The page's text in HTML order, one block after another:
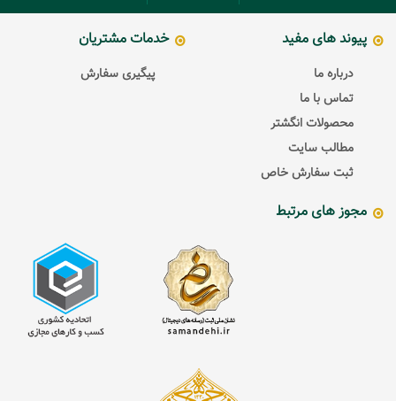
پیوند های مفید
درباره ما
تماس با ما
محصولات انگشتر
مطالب سایت
ثبت سفارش خاص
خدمات مشتریان
پیگیری سفارش
مجوز های مرتبط